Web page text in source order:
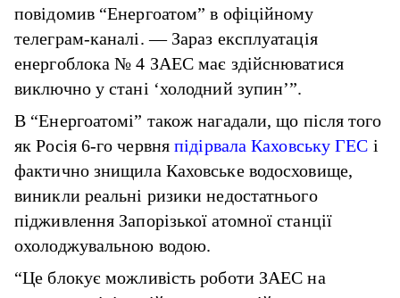
повідомив “Енергоатом” в офіційному
телеграм-каналі. — Зараз експлуатація
енергоблока № 4 ЗАЕС має здійснюватися
виключно у стані ‘холодний зупин’”.
В “Енергоатомі” також нагадали, що після того
як Росія 6-го червняпідірвала Каховську ГЕС і
фактично знищила Каховське водосховище,
виникли реальні ризики недостатнього
підживлення Запорізької атомної станції
охолоджувальною водою.
“Це блокує можливість роботи ЗАЕС на